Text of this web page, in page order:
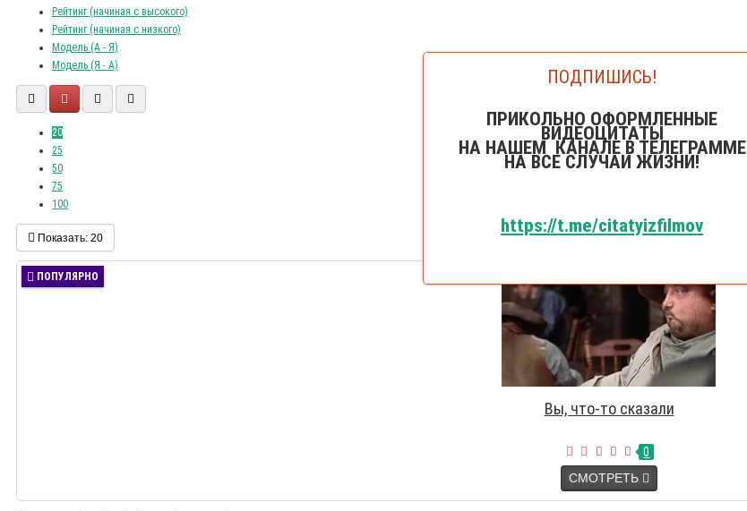
Рейтинг (начиная с высокого)
Рейтинг (начиная с низкого)
Модель (А - Я)
Модель (Я - А)
20
25
50
75
100
Показать: 20
ПОПУЛЯРНО
Вы, что-то сказали
0
СМОТРЕТЬ
ПОДПИШИСЬ!
ПРИКОЛЬНО ОФОРМЛЕННЫЕ
ВИДЕОЦИТАТЫ
НА НАШЕМ КАНАЛЕ В ТЕЛЕГРАММЕ
НА ВСЕ СЛУЧАИ ЖИЗНИ!
https://t.me/citatyizfilmov